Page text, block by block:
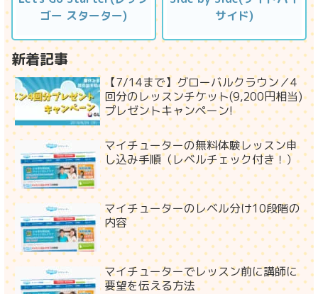
ゴー スターター)
サイド)
新着記事
【7/14まで】グローバルクラウン／4
回分のレッスンチケット(9,200円相当)
プレゼントキャンペーン!
マイチューターの無料体験レッスン申
し込み手順（レベルチェック付き！）
マイチューターのレベル分け10段階の
内容
マイチューターでレッスン前に講師に
要望を伝える方法